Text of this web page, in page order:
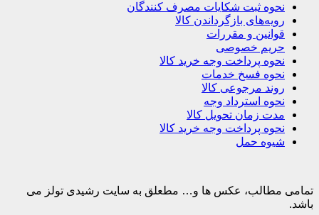
نحوه ثبت شکایات مصرف کنندگان
رویه‌های بازگرداندن کالا
قوانین و مقررات
حریم خصوصی
نحوه پرداخت وجه خرید کالا
نحوه فسخ خدمات
روند مرجوعی کالا
نحوه استرداد وجه
مدت زمان تحویل کالا
نحوه پرداخت وجه خرید کالا
شیوه حمل
تمامی مطالب، عکس ها و… مطعلق به سایت رشیدی تولز می
باشد.